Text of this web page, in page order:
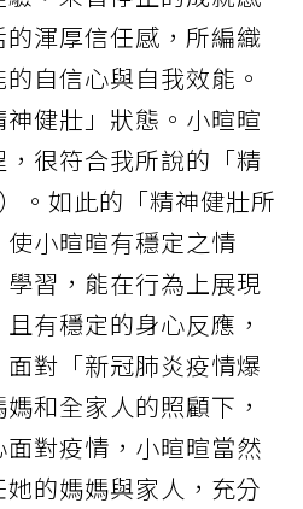
渾厚信任感，所編織
自信心與自我效能。
健壯」狀態。小暄暄
很符合我所說的「精
。如此的「精神健壯所
小暄暄有穩定之情
習，能在行為上展現
有穩定的身心反應，
對「新冠肺炎疫情爆
和全家人的照顧下，
對疫情，小暄暄當然
的媽媽與家人，充分